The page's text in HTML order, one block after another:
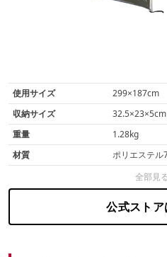
使用サイズ
299×187cm
収納サイズ
32.5×23×5cm
重量
1.28kg
材質
ポリエステル
全部見
公式ストア